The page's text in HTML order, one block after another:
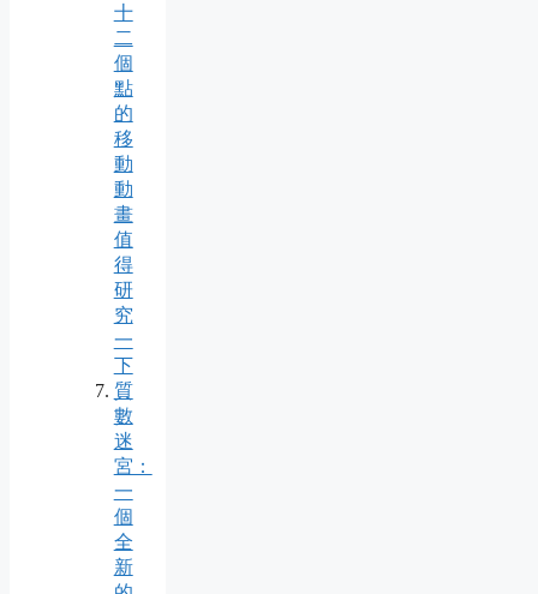
十
二
個
點
的
移
動
動
畫
值
得
研
究
一
下
質
數
迷
宮：
一
個
全
新